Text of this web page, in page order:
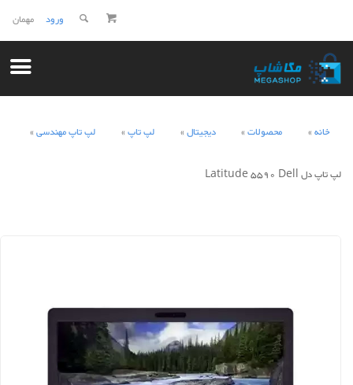
مهمان ورود
خانه محصولات دیجیتال لپ تاپ لپ تاپ مهندسی
لپ تاپ دل Latitude 5590 Dell